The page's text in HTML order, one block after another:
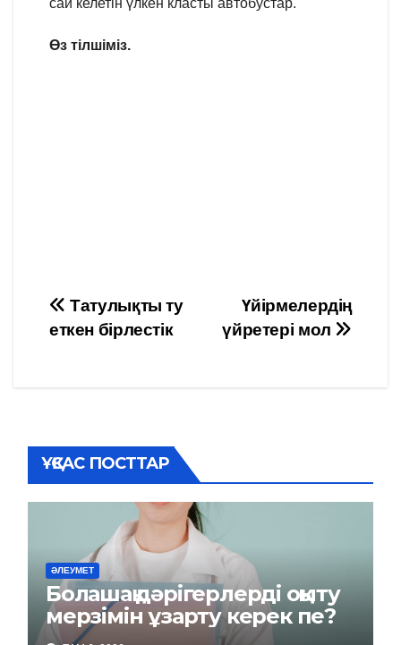
сай келетін үлкен класты автобустар.
Өз тілшіміз.
Навигация
Үйірмелердің
үйретері мол
Татулықты ту
еткен бірлестік
ҰҚСАС ПОСТТАР
ӘЛЕУМЕТ
Болашақ дәрігерлерді оқыту
мерзімін ұзарту керек пе?